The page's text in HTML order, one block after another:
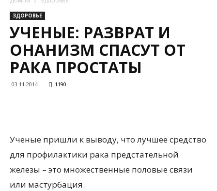
ЗДОРОВЬЕ
УЧЕНЫЕ: РАЗВРАТ И
ОНАНИЗМ СПАСУТ ОТ
РАКА ПРОСТАТЫ
03.11.2014 1190
Ученые пришли к выводу, что лучшее средство
для профилактики рака предстательной
железы – это множественные половые связи
или мастурбация.